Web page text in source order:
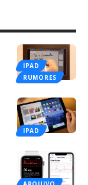
IPAD
RUMORES
IPAD